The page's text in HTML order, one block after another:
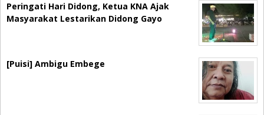
Peringati Hari Didong, Ketua KNA Ajak
Masyarakat Lestarikan Didong Gayo
[Puisi] Ambigu Embege